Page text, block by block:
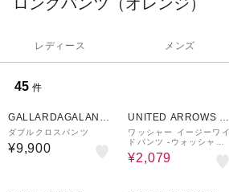
レディース メンズ
45 件
GALLARDAGALANT
E
ダブルクロスパンツ
¥9,900
UNITED ARROWS O
UTLET
ワッシャー イージーワイ
ドパンツ ‐ウォッシャブ
ル‐＜A DAY IN THE LI
FE＞
¥2,079